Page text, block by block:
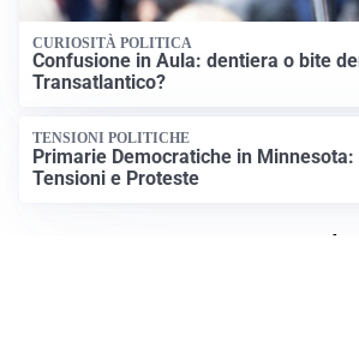
CURIOSITÀ POLITICA
Confusione in Aula: dentiera o bite
Transatlantico?
TENSIONI POLITICHE
Primarie Democratiche in Minnesota:
Tensioni e Proteste